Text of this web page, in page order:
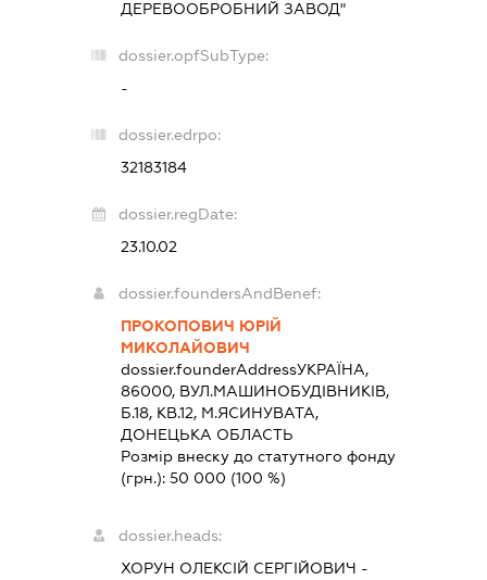
ДЕРЕВООБРОБНИЙ ЗАВОД"
dossier.opfSubType:
-
dossier.edrpo:
32183184
dossier.regDate:
23.10.02
dossier.foundersAndBenef:
ПРОКОПОВИЧ ЮРІЙ
МИКОЛАЙОВИЧ
dossier.founderAddressУКРАЇНА,
86000, ВУЛ.МАШИНОБУДІВНИКІВ,
Б.18, КВ.12, М.ЯСИНУВАТА,
ДОНЕЦЬКА ОБЛАСТЬ
Розмір внеску до статутного фонду
(грн.): 50 000 (100 %)
dossier.heads:
ХОРУН ОЛЕКСІЙ СЕРГІЙОВИЧ -